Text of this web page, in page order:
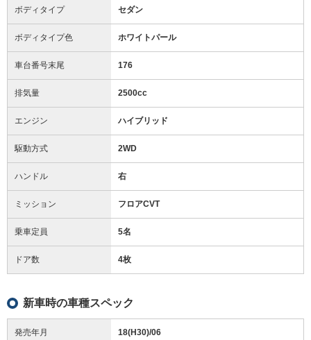
ボディタイプ セダン
ボディタイプ色 ホワイトパール
車台番号末尾 176
排気量 2500cc
エンジン ハイブリッド
駆動方式 2WD
ハンドル 右
ミッション フロアCVT
乗車定員 5名
ドア数 4枚
新車時の車種スペック
発売年月 18(H30)/06